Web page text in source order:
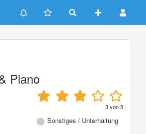
Piano
3von5
Sonstiges / Unterhaltung